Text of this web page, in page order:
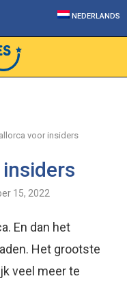
NEDERLANDS
voor insiders
15, 2022
En dan het
Het grootste
veel meer te